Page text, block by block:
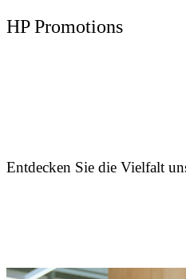
HP Promotions
Entdecken Sie die Vielfalt